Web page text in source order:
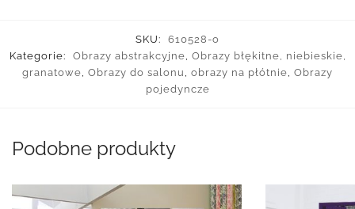
SKU:
610528-o
Kategorie:
Obrazy abstrakcyjne, Obrazy błękitne, niebieskie,
granatowe, Obrazy do salonu , obrazy na płótnie, Obrazy
pojedyncze
Podobne produkty